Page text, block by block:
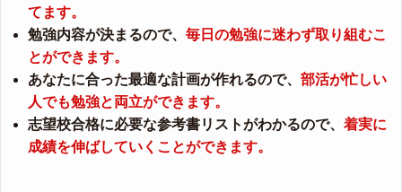
てます。
勉強内容が決まるので、 毎日の勉強に迷わず取り組むこ
とができます。
あなたに合った最適な計画が作れるので、 部活が忙しい
人でも勉強と両立ができます。
志望校合格に必要な参考書リストがわかるので、 着実に
成績を伸ばしていくことができます。